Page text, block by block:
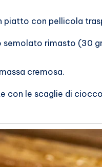
piatto con pellicola
rimasto (30
cremosa.
con le scaglie di